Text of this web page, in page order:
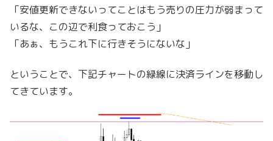
「安値更新できないってことはもう売りの圧力が弱まって
いるな、この辺で利食っておこう」
「あぁ、もうこれ下に行きそうにないな」
ということで、下記チャートの緑線に決済ラインを移動し
てきています。